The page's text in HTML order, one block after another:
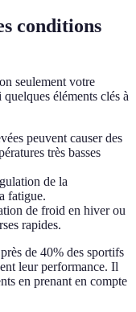
conditions
seulement votre
éléments clés à
peuvent causer des
très basses
de la
fatigue.
de froid en hiver ou
rapides.
de 40% des sportifs
leur performance. Il
en prenant en compte